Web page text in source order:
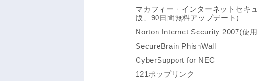
マカフィー・インターネットセキ
版、90日間無料アップデート)
Norton Internet Security 2007(使
SecureBrain PhishWall
CyberSupport for NEC
121ポップリンク